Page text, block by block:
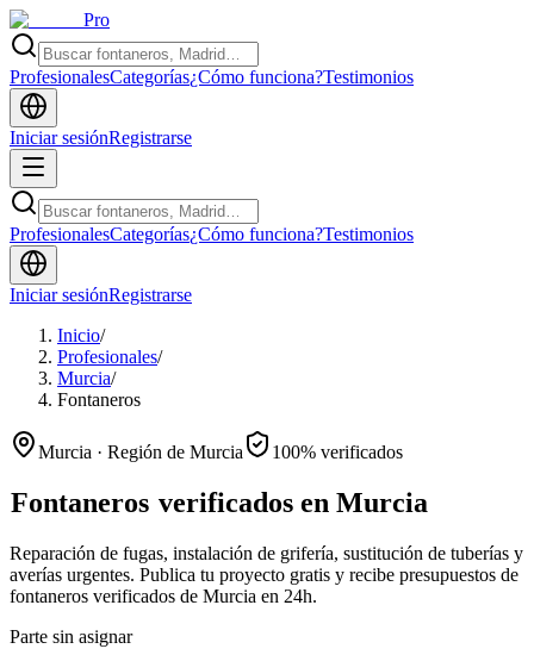
Pro
ProfesionalesCategorías¿Cómo funciona?Testimonios
Iniciar sesiónRegistrarse
ProfesionalesCategorías¿Cómo funciona?Testimonios
Iniciar sesiónRegistrarse
Inicio/
Profesionales/
Murcia/
Fontaneros
Murcia · Región de Murcia 100% verificados
Fontaneros verificados en Murcia
Reparación de fugas, instalación de grifería, sustitución de tuberías y
averías urgentes. Publica tu proyecto gratis y recibe presupuestos de
fontaneros verificados de Murcia en 24h.
Parte sin asignar